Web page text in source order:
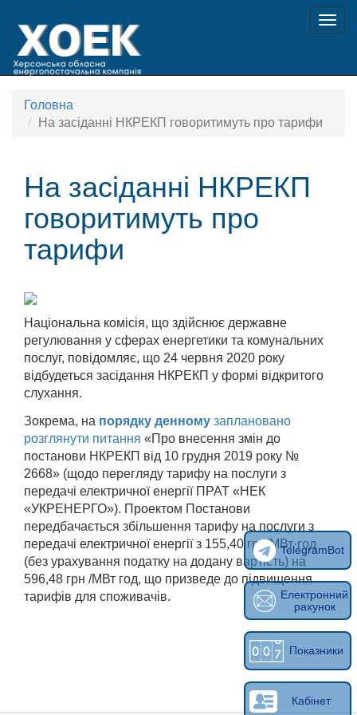
Головна
На засіданні НКРЕКП говоритимуть про тарифи
На засіданні НКРЕКП
говоритимуть про
тарифи
Національна комісія, що здійснює державне
регулювання у сферах енергетики та комунальних
послуг, повідомляє, що 24 червня 2020 року
відбудеться засідання НКРЕКП у формі відкритого
слухання.
Зокрема, на порядку денному заплановано
розглянути питання «Про внесення змін до
постанови НКРЕКП від 10 грудня 2019 року №
2668» (щодо перегляду тарифу на послуги з
передачі електричної енергії ПРАТ «НЕК
«УКРЕНЕРГО»). Проектом Постанови
передбачається збільшення тарифу на послуги з
передачі електричної енергії з 155,40 грн/МВт·год
(без урахування податку на додану вартість) на
596,48 грн /МВт год, що призведе до підвищення
тарифів для споживачів.
TelegramBot
Електронний
рахунок
Показники
Кабінет